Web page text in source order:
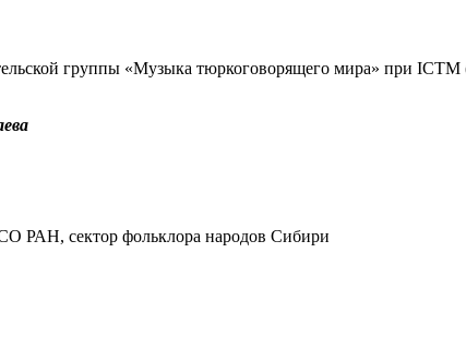
группы «Музыка тюркоговорящего мира» при
РАН, сектор фольклора народов Сибири